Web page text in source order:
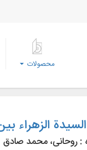
محصولات
الزهراء
: روحانی، محمد صادق